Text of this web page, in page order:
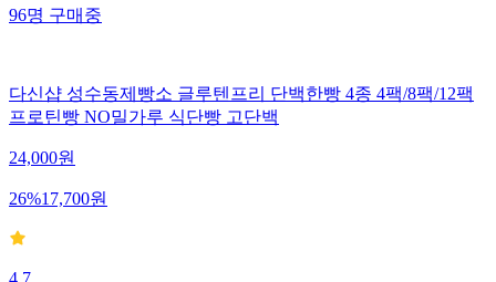
96명구매중
다신샵 성수동제빵소 글루텐프리 단백한빵 4종 4팩/8팩/12팩
프로틴빵 NO밀가루 식단빵 고단백
24,000원
26%17,700원